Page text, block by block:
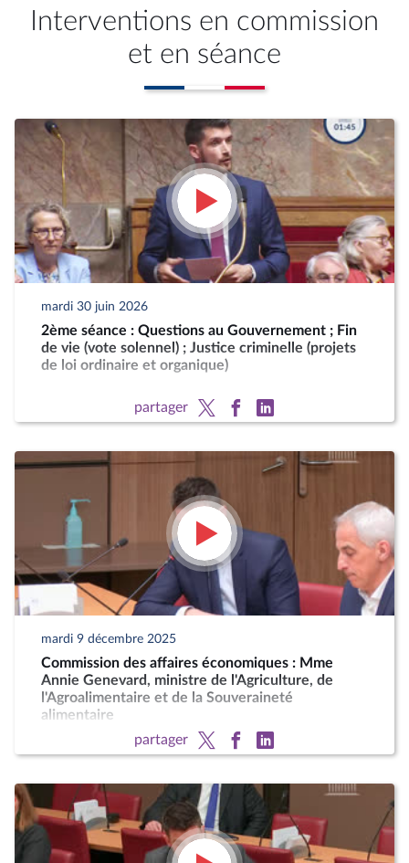
Interventions en commission
et en séance
mardi 30 juin 2026
2ème séance : Questions au Gouvernement ; Fin
de vie (vote solennel) ; Justice criminelle (projets
de loi ordinaire et organique)
partager
mardi 9 décembre 2025
Commission des affaires économiques : Mme
Annie Genevard, ministre de l'Agriculture, de
l'Agroalimentaire et de la Souveraineté
alimentaire
partager